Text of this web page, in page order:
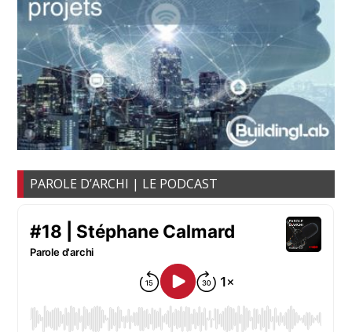
PAROLE D’ARCHI | LE PODCAST